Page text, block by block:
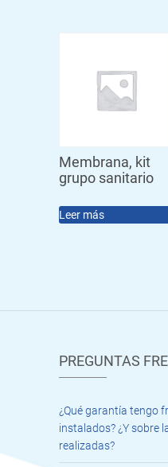
Membrana, kit
grupo sanitario
Leer más
PREGUNTAS
¿Qué garantía tengo
instalados? ¿Y sobre
realizadas?